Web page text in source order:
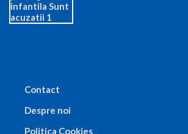
Contact
Despre noi
Politica Cookies